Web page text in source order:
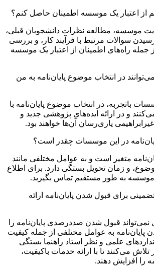
از اعتبار یک موسسه اطمینان حاصل کنم؟
موسسه، مطالعه نظرات دانشجویان قبلی،
سوالات مرتبط با فرآیند کار، و بررسی
جمله راه‌های اطمینان از اعتبار یک موسسه
در انتخاب موضوع پایان‌نامه به من
باتجربه، در انتخاب موضوع پایان‌نامه با
و در ارائه ایده‌های پژوهشی جدید و
یاری‌رسان آن‌ها خواهند بود.
در این موسسات چقدر است؟
متغیر است و به عوامل مختلفی مانند
و زمان تحویل بستگی دارد. برای اطلاع
هر موسسه به طور مستقیم تماس بگیرید.
برای قبول شدن پایان‌نامه ارائه
قبول شدن صددرصدی پایان‌نامه را
به عوامل مختلفی از جمله کیفیت
علمی و نظر استاد راهنما بستگی
می‌کنند تا با ارائه خدمات باکیفیت،
را افزایش دهند.